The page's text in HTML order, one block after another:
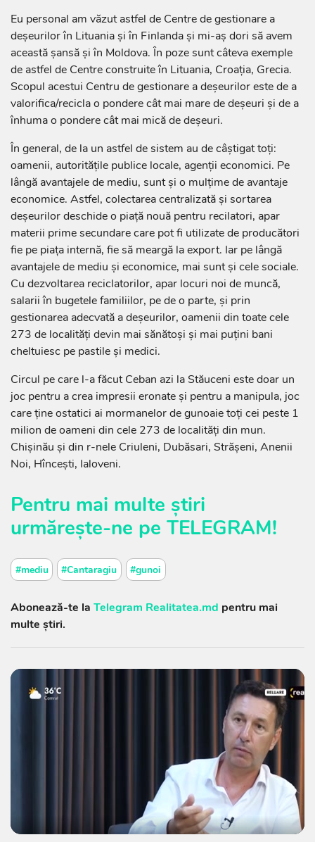
Eu personal am văzut astfel de Centre de gestionare a
deșeurilor în Lituania și în Finlanda și mi-aș dori să avem
această șansă și în Moldova. În poze sunt câteva exemple
de astfel de Centre construite în Lituania, Croația, Grecia.
Scopul acestui Centru de gestionare a deșeurilor este de a
valorifica/recicla o pondere cât mai mare de deșeuri și de a
înhuma o pondere cât mai mică de deșeuri.
În general, de la un astfel de sistem au de câștigat toți:
oamenii, autoritățile publice locale, agenții economici. Pe
lângă avantajele de mediu, sunt și o mulțime de avantaje
economice. Astfel, colectarea centralizată și sortarea
deșeurilor deschide o piață nouă pentru recilatori, apar
materii prime secundare care pot fi utilizate de producători
fie pe piața internă, fie să meargă la export. Iar pe lângă
avantajele de mediu și economice, mai sunt și cele sociale.
Cu dezvoltarea reciclatorilor, apar locuri noi de muncă,
salarii în bugetele familiilor, pe de o parte, și prin
gestionarea adecvată a deșeurilor, oamenii din toate cele
273 de localități devin mai sănătoși și mai puțini bani
cheltuiesc pe pastile și medici.
Circul pe care l-a făcut Ceban azi la Stăuceni este doar un
joc pentru a crea impresii eronate și pentru a manipula, joc
care ține ostatici ai mormanelor de gunoaie toți cei peste 1
milion de oameni din cele 273 de localități din mun.
Chișinău și din r-nele Criuleni, Dubăsari, Strășeni, Anenii
Noi, Hîncești, Ialoveni.
Pentru mai multe știri
urmărește-ne pe TELEGRAM!
#mediu #Cantaragiu #gunoi
Abonează-te la Telegram Realitatea.md pentru mai
multe știri.